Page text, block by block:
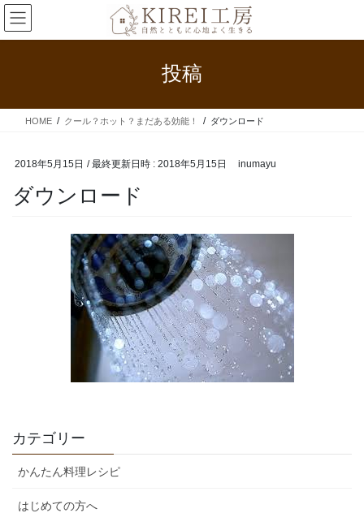
コ
ン
テ
ス
ナ
ビ
ゲ
ン
投稿
HOME クール？ホット？まだある効能！ ダウンロード
2018年5月15日 / 最終更新日時 : 2018年5月15日 inumayu
ダウンロード
カテゴリー
かんたん料理レシピ
はじめての方へ